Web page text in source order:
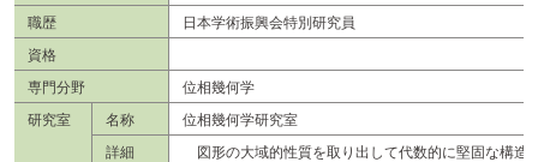
職歴
日本学術振興会特別研究員
資格
専門分野
位相幾何学
研究室
名称
位相幾何学研究室
詳細
図形の大域的性質を取り出して代数的に堅固な構造